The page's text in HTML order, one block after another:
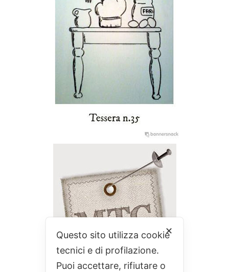
✕
Questo sito utilizza cookie
tecnici e di profilazione.
Puoi accettare, rifiutare o